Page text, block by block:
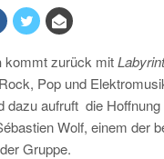
kommt zurück mit
Pop und
dazu aufruft die
Wolf, einem der
Gruppe.